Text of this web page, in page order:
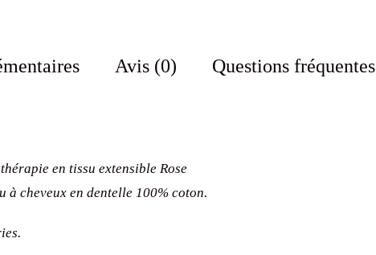
Avis (0) Questions fréquentes
en tissu extensible Rose
à cheveux en dentelle 100% coton.